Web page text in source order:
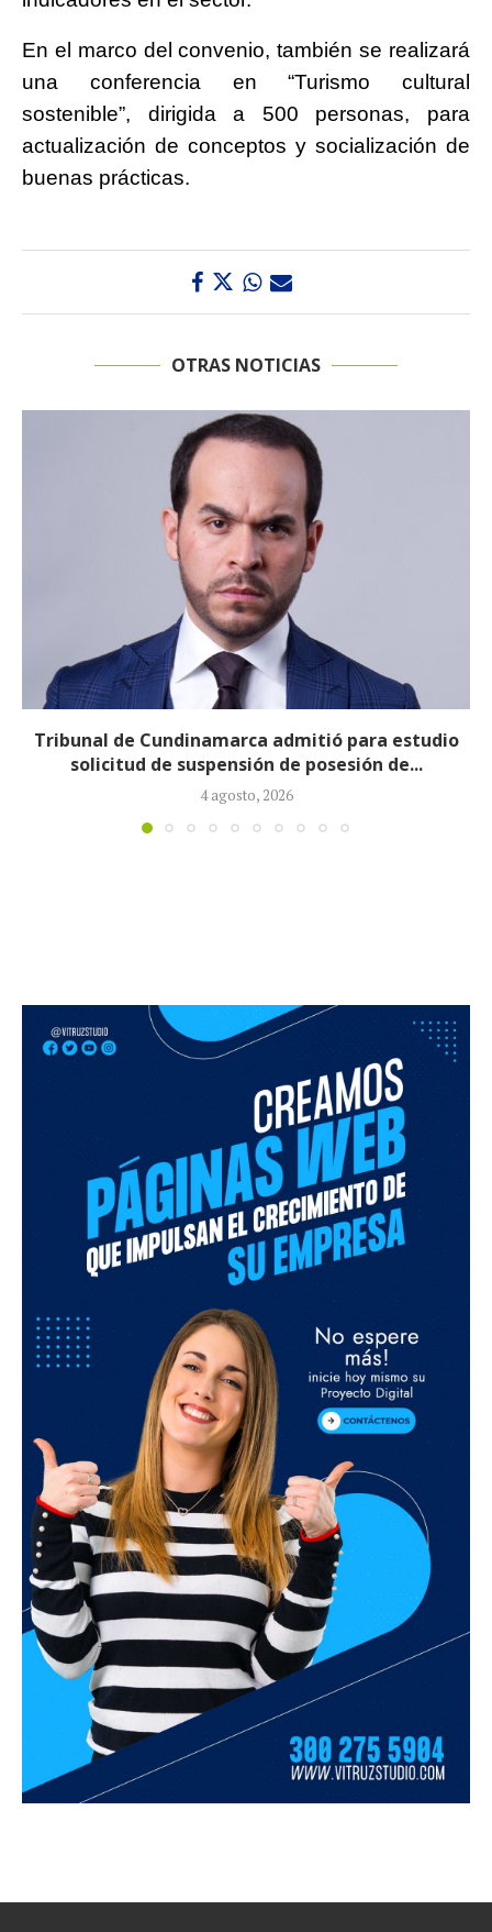
En el marco del convenio, también se realizará
una conferencia en “Turismo cultural
sostenible”, dirigida a 500 personas, para
actualización de conceptos y socialización de
buenas prácticas.
OTRAS NOTICIAS
Reducirán afiliados de la Nueva EPS: propuesta de
la ministra de Salud...
3 agosto, 2026